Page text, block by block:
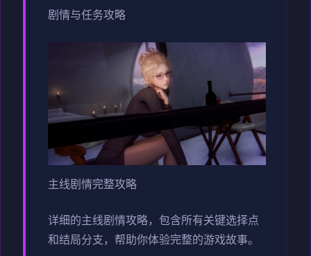
剧情与任务攻略
主线剧情完整攻略
详细的主线剧情攻略，包含所有关键选择点
和结局分支，帮助你体验完整的游戏故事。